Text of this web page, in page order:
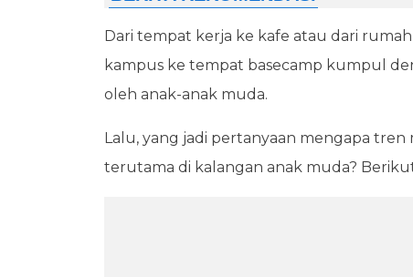
Dari tempat kerja ke kafe atau dari
kampus ke tempat basecamp kumpul
oleh anak-anak muda.
Lalu, yang jadi pertanyaan mengapa
terutama di kalangan anak muda?